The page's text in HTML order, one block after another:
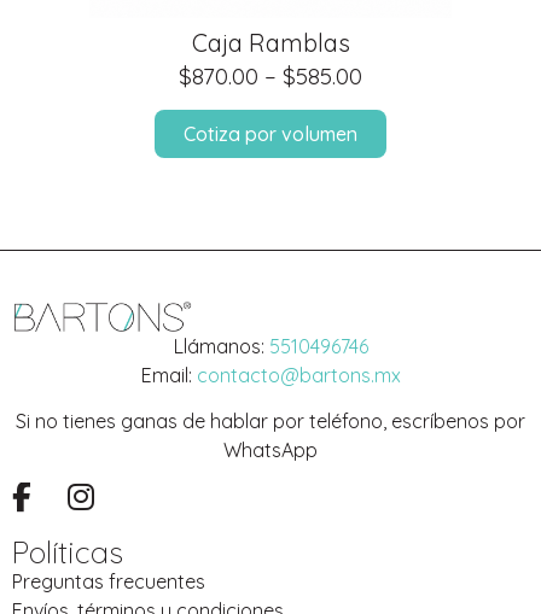
Caja Ramblas
$585.00
–
$870.00
Cotiza por volumen
Llámanos: 5510496746
Email: contacto@bartons.mx
Si no tienes ganas de hablar por teléfono, escríbenos por
WhatsApp
Políticas
Preguntas frecuentes